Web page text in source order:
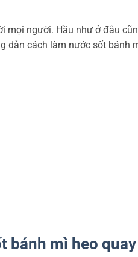
mọi người. Hầu như ở đâu
dẫn cách làm nước sốt bánh
bánh mì heo quay